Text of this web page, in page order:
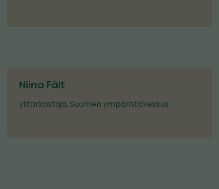
Niina Fält
ylitarkastaja, Suomen ympäristökeskus